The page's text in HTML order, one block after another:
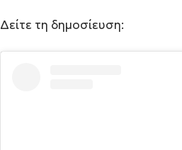
Δείτε τη δημοσίευση: